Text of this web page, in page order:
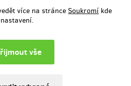
více na stránce Soukromí kde